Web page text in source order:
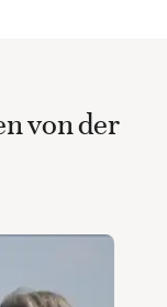
von der